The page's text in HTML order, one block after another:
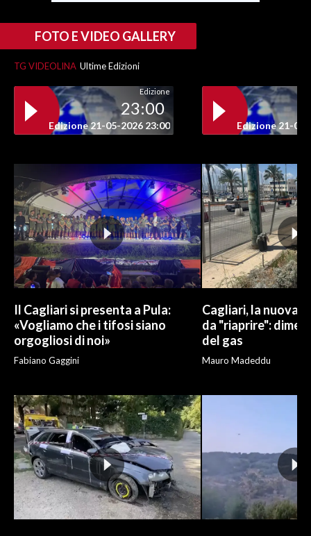
FOTO E VIDEO GALLERY
TG VIDEOLINA Ultime Edizioni
Edizione
23:00
Edizione 21-05-2026 23:00 Edizione 21-05-
Il Cagliari si presenta a Pula:
«Vogliamo che i tifosi siano
orgogliosi di noi»
Fabiano Gaggini
Cagliari, la nuova
da "riaprire":
del gas
Mauro Madeddu